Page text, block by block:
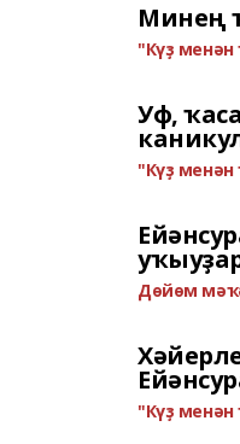
Минең
"Күҙ
Уф,
"Күҙ
Дөйөм
"Күҙ